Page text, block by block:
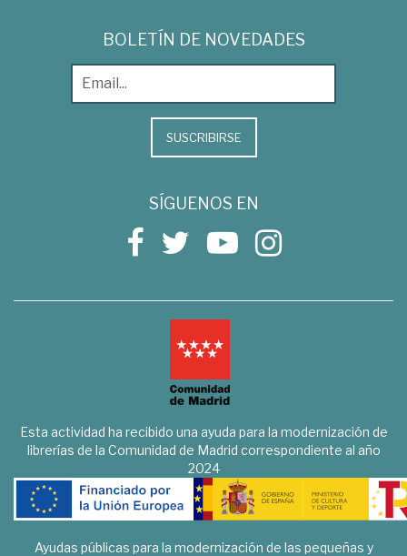
BOLETÍN DE NOVEDADES
SUSCRIBIRSE
SÍGUENOS EN
Esta actividad ha recibido una ayuda para la modernización de
librerías de la Comunidad de Madrid correspondiente al año
2024
Ayudas públicas para la modernización de las pequeñas y